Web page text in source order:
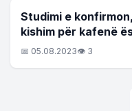
LAJME
Studimi e
kishim për kafenë
📅 05.08.2023👁 3